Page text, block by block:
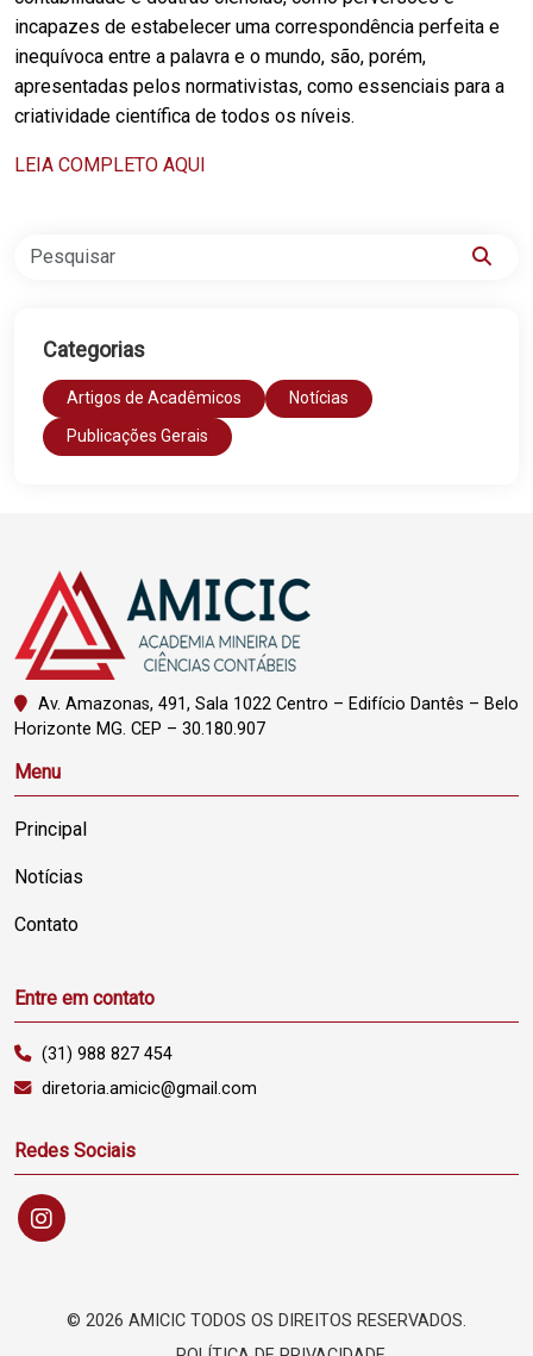
Categorias
Artigos de Acadêmicos
Notícias
Publicações Gerais
incapazes de estabelecer uma correspondência perfeita e
inequívoca entre a palavra e o mundo, são, porém,
apresentadas pelos normativistas, como essenciais para a
criatividade científica de todos os níveis.
LEIA COMPLETO AQUI
Av. Amazonas, 491, Sala 1022 Centro – Edifício Dantês – Belo
Horizonte MG. CEP – 30.180.907
Menu
Principal
Notícias
Contato
Entre em contato
(31) 988 827 454
diretoria.amicic@gmail.com
Redes Sociais
© 2026 AMICIC TODOS OS DIREITOS RESERVADOS.